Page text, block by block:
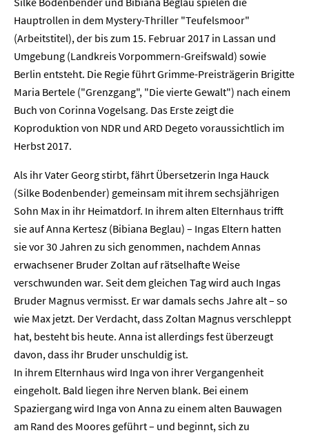
Hauptrollen in dem Mystery-Thriller "Teufelsmoor"
(Arbeitstitel), der bis zum 15. Februar 2017 in Lassan und
Umgebung (Landkreis Vorpommern-Greifswald) sowie
Berlin entsteht. Die Regie führt Grimme-Preisträgerin Brigitte
Maria Bertele ("Grenzgang", "Die vierte Gewalt") nach einem
Buch von Corinna Vogelsang. Das Erste zeigt die
Koproduktion von NDR und ARD Degeto voraussichtlich im
Herbst 2017.
Als ihr Vater Georg stirbt, fährt Übersetzerin Inga Hauck
(Silke Bodenbender) gemeinsam mit ihrem sechsjährigen
Sohn Max in ihr Heimatdorf. In ihrem alten Elternhaus trifft
sie auf Anna Kertesz (Bibiana Beglau) – Ingas Eltern hatten
sie vor 30 Jahren zu sich genommen, nachdem Annas
erwachsener Bruder Zoltan auf rätselhafte Weise
verschwunden war. Seit dem gleichen Tag wird auch Ingas
Bruder Magnus vermisst. Er war damals sechs Jahre alt – so
wie Max jetzt. Der Verdacht, dass Zoltan Magnus verschleppt
hat, besteht bis heute. Anna ist allerdings fest überzeugt
davon, dass ihr Bruder unschuldig ist.
In ihrem Elternhaus wird Inga von ihrer Vergangenheit
eingeholt. Bald liegen ihre Nerven blank. Bei einem
Spaziergang wird Inga von Anna zu einem alten Bauwagen
am Rand des Moores geführt – und beginnt, sich zu